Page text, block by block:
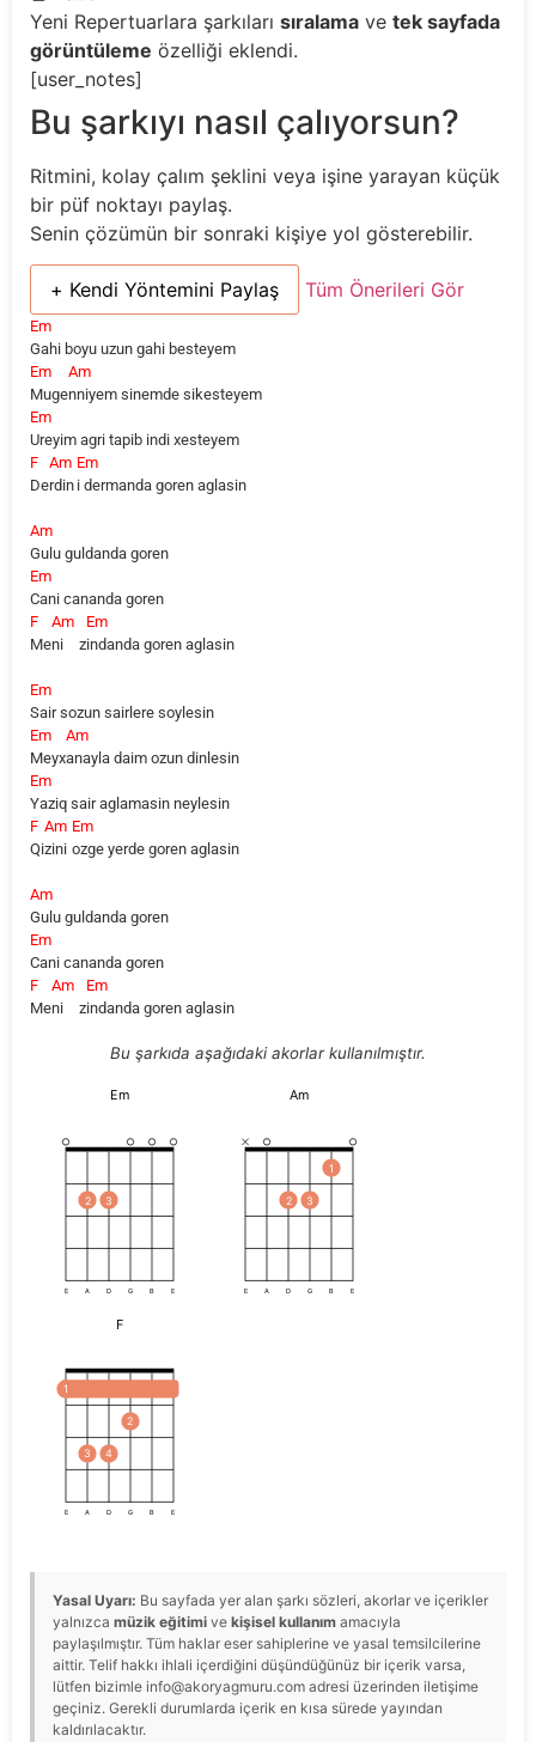
Yeni Repertuarlara şarkıları sıralama ve tek sayfada
görüntüleme özelliği eklendi.
[user_notes]
Bu şarkıyı nasıl çalıyorsun?
Ritmini, kolay çalım şeklini veya işine yarayan küçük
bir püf noktayı paylaş.
Senin çözümün bir sonraki kişiye yol gösterebilir.
+ Kendi Yöntemini Paylaş Tüm Önerileri Gör
Em
Gahi boyu uzun gahi besteyem
Em
Muge
Am
nniyem sinemde sikesteyem
Em
Ureyim agri tapib indi xesteyem
F
De
Am
rdin
Em
i dermanda goren aglasin
Am
Gulu guldanda goren
Em
Cani cananda goren
F
Me
Am
ni
z
Em
indanda goren aglasin
Em
Sair sozun sairlere soylesin
Em
Meyx
Am
anayla daim ozun dinlesin
Em
Yaziq sair aglamasin neylesin
F
Qi
Am
zini
Em
ozge yerde goren aglasin
Am
Gulu guldanda goren
Em
Cani cananda goren
F
Me
Am
ni
z
Em
indanda goren aglasin
Bu şarkıda aşağıdaki akorlar kullanılmıştır.
Em
2 3
E A D G B E
Am
2 3
1
E A D G B E
F
1
3 4
2
E A D G B E
Yasal Uyarı: Bu sayfada yer alan şarkı sözleri, akorlar ve içerikler
yalnızca müzik eğitimi ve kişisel kullanım amacıyla
paylaşılmıştır. Tüm haklar eser sahiplerine ve yasal temsilcilerine
aittir. Telif hakkı ihlali içerdiğini düşündüğünüz bir içerik varsa,
lütfen bizimle info@akoryagmuru.com adresi üzerinden iletişime
geçiniz. Gerekli durumlarda içerik en kısa sürede yayından
kaldırılacaktır.